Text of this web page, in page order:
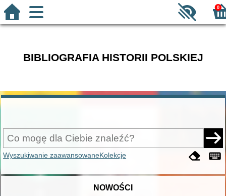
0
BIBLIOGRAFIA HISTORII POLSKIEJ
Wyszukiwanie zaawansowaneKolekcje
NOWOŚCI